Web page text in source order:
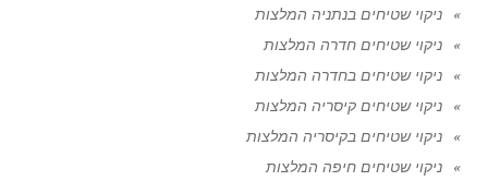
ניקוי שטיחים בנתניה המלצות
ניקוי שטיחים חדרה המלצות
ניקוי שטיחים בחדרה המלצות
ניקוי שטיחים קיסריה המלצות
ניקוי שטיחים בקיסריה המלצות
ניקוי שטיחים חיפה המלצות